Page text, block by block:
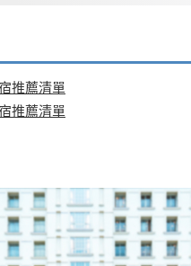
推薦清單
推薦清單